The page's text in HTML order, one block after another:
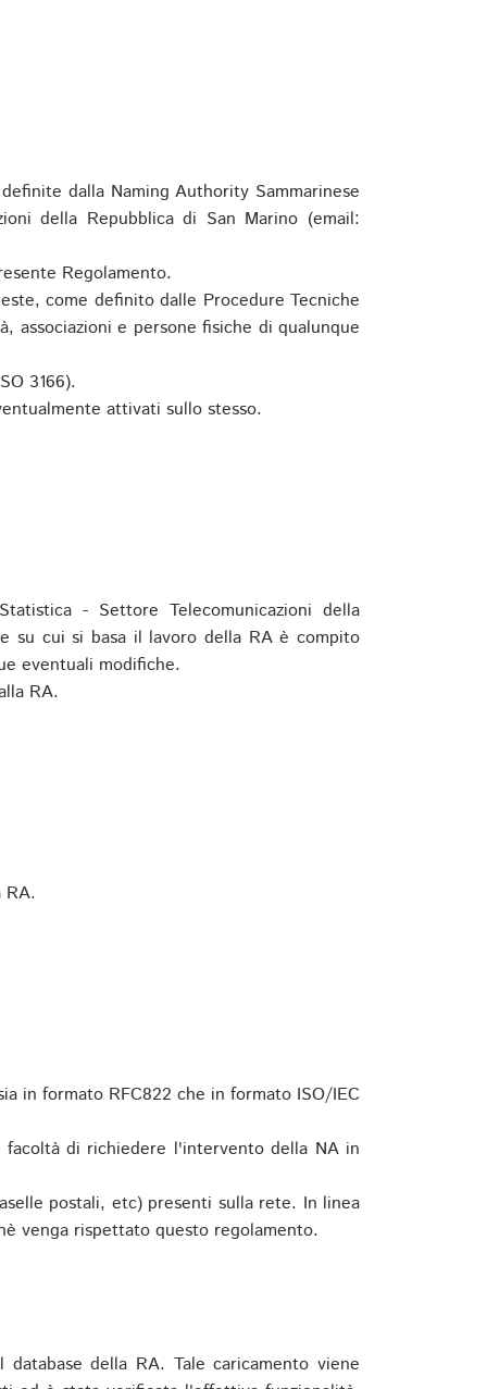
dalla Naming Authority Sammarinese
della Repubblica di San Marino (email:
Regolamento.
come definito dalle Procedure Tecniche
associazioni e persone fisiche di qualunque
3166).
attivati sullo stesso.
- Settore Telecomunicazioni della
su cui si basa il lavoro della RA è compito
eventuali modifiche.
RA.
in formato RFC822 che in formato ISO/IEC
di richiedere l'intervento della NA in
postali, etc) presenti sulla rete. In linea
venga rispettato questo regolamento.
della RA. Tale caricamento viene